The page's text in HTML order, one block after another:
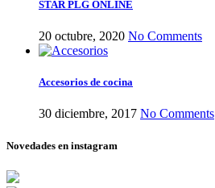
STAR PLG ONLINE
20 octubre, 2020 No Comments
Accesorios de cocina
30 diciembre, 2017 No Comments
Novedades en instagram